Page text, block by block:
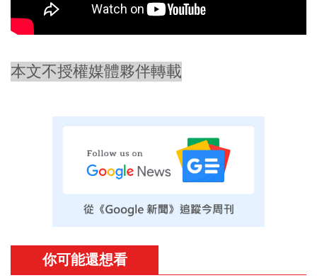
本文不授權媒體夥伴轉載